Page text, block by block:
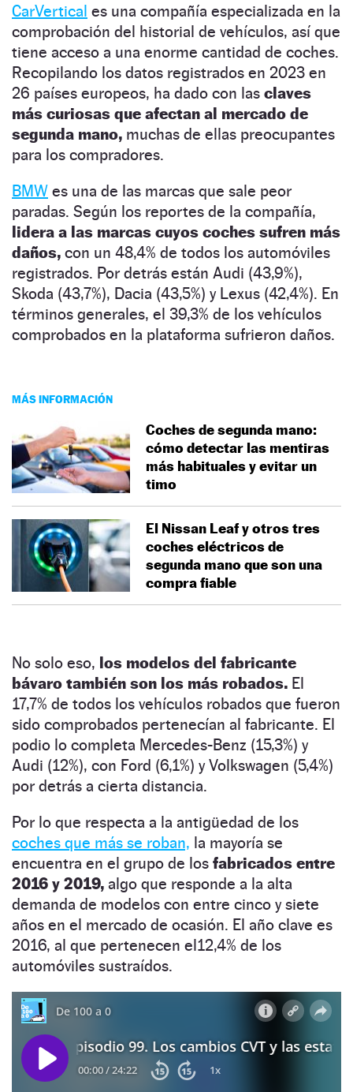
CarVertical es una compañía especializada en la
comprobación del historial de vehículos, así que
tiene acceso a una enorme cantidad de coches.
Recopilando los datos registrados en 2023 en
26 países europeos, ha dado con las claves
más curiosas que afectan al mercado de
segunda mano, muchas de ellas preocupantes
para los compradores.
BMW es una de las marcas que sale peor
paradas. Según los reportes de la compañía,
lidera a las marcas cuyos coches sufren más
daños, con un 48,4% de todos los automóviles
registrados. Por detrás están Audi (43,9%),
Skoda (43,7%), Dacia (43,5%) y Lexus (42,4%). En
términos generales, el 39,3% de los vehículos
comprobados en la plataforma sufrieron daños.
MÁS INFORMACIÓN
Coches de segunda mano:
cómo detectar las mentiras
más habituales y evitar un
timo
El Nissan Leaf y otros tres
coches eléctricos de
segunda mano que son una
compra fiable
No solo eso, los modelos del fabricante
bávaro también son los más robados. El
17,7% de todos los vehículos robados que fueron
sido comprobados pertenecían al fabricante. El
podio lo completa Mercedes-Benz (15,3%) y
Audi (12%), con Ford (6,1%) y Volkswagen (5,4%)
por detrás a cierta distancia.
Por lo que respecta a la antigüedad de los
coches que más se roban, la mayoría se
encuentra en el grupo de los fabricados entre
2016 y 2019, algo que responde a la alta
demanda de modelos con entre cinco y siete
años en el mercado de ocasión. El año clave es
2016, al que pertenecen el12,4% de los
automóviles sustraídos.